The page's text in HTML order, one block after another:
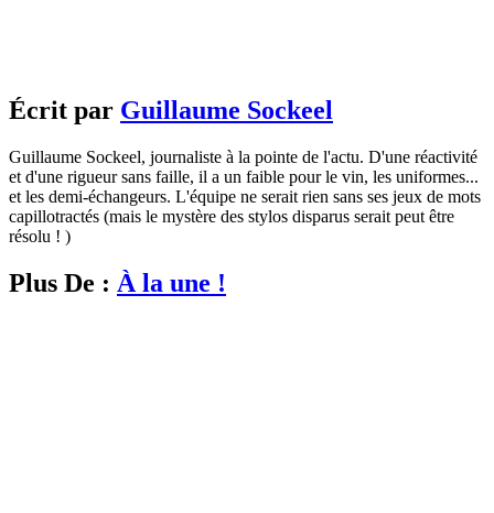
Écrit par Guillaume Sockeel
Guillaume Sockeel, journaliste à la pointe de l'actu. D'une réactivité
et d'une rigueur sans faille, il a un faible pour le vin, les uniformes...
et les demi-échangeurs. L'équipe ne serait rien sans ses jeux de mots
capillotractés (mais le mystère des stylos disparus serait peut être
résolu ! )
Plus De : À la une !